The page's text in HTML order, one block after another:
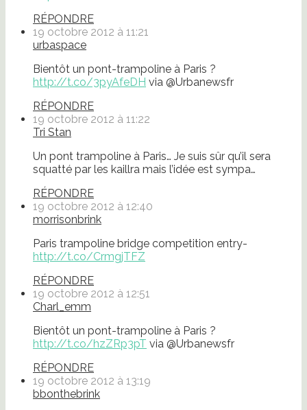
RÉPONDRE
19 octobre 2012 à 11:21
urbaspace
Bientôt un pont-trampoline à Paris ?
http://t.co/3pyAfeDH via @Urbanewsfr
RÉPONDRE
19 octobre 2012 à 11:22
Tri Stan
Un pont trampoline à Paris… Je suis sûr qu’il sera
squatté par les kaillra mais l’idée est sympa…
RÉPONDRE
19 octobre 2012 à 12:40
morrisonbrink
Paris trampoline bridge competition entry-
http://t.co/CrmgjTFZ
RÉPONDRE
19 octobre 2012 à 12:51
Charl_emm
Bientôt un pont-trampoline à Paris ?
http://t.co/hzZRp3pT via @Urbanewsfr
RÉPONDRE
19 octobre 2012 à 13:19
bbonthebrink